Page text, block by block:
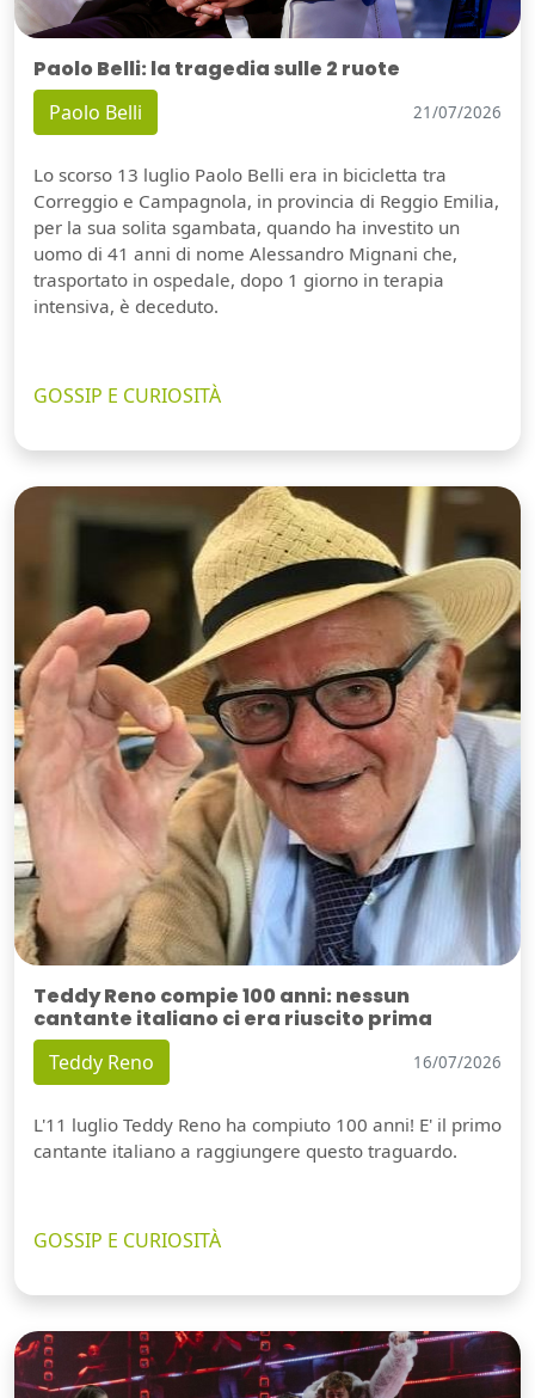
Paolo Belli: la tragedia sulle 2 ruote
Paolo Belli 21/07/2026
Lo scorso 13 luglio Paolo Belli era in bicicletta tra
Correggio e Campagnola, in provincia di Reggio Emilia,
per la sua solita sgambata, quando ha investito un
uomo di 41 anni di nome Alessandro Mignani che,
trasportato in ospedale, dopo 1 giorno in terapia
intensiva, è deceduto.
GOSSIP E CURIOSITÀ
Teddy Reno compie 100 anni: nessun
cantante italiano ci era riuscito prima
Teddy Reno 16/07/2026
L'11 luglio Teddy Reno ha compiuto 100 anni! E' il primo
cantante italiano a raggiungere questo traguardo.
GOSSIP E CURIOSITÀ